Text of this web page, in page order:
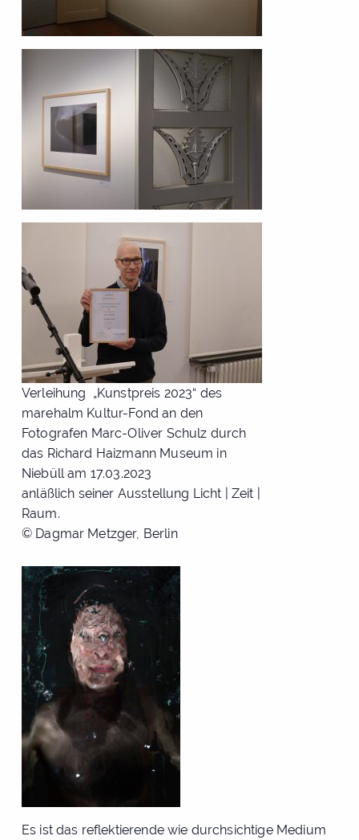
Verleihung „Kunstpreis 2023“ des
marehalm Kultur-Fond an den
Fotografen Marc-Oliver Schulz durch
das Richard Haizmann Museum in
Niebüll am 17.03.2023
anläßlich seiner Ausstellung Licht | Zeit |
Raum.
© Dagmar Metzger, Berlin
Es ist das reflektierende wie durchsichtige Medium